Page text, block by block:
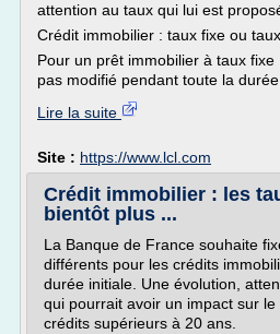
attention au taux qui lui est
Crédit immobilier : taux fixe ou
Pour un prêt immobilier à taux
pas modifié pendant toute la durée
Lire la suite
Site : https://www.lcl.com
Crédit immobilier : les
bientôt plus ...
La Banque de France souhaite
différents pour les crédits
durée initiale. Une évolution,
qui pourrait avoir un impact sur
crédits supérieurs à 20 ans.